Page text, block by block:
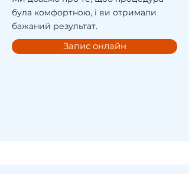
була комфортною, і ви отримали
бажаний результат.
Запис онлайн